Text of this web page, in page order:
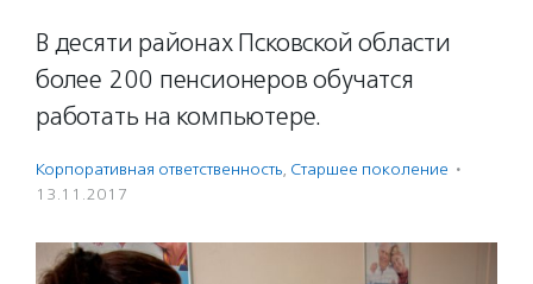
В десяти районах Псковской области
более 200 пенсионеров обучатся
работать на компьютере.
Корпоративная ответственность, Старшее поколение ·
13.11.2017